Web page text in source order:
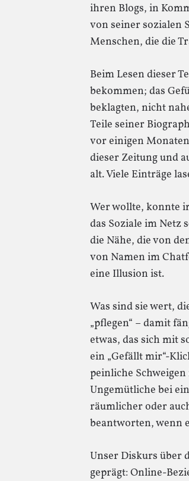
ihren Blogs, in
von seiner sozialen
Menschen, die die
Beim Lesen dieser
bekommen; das
beklagten, nicht
Teile seiner
vor einigen
dieser Zeitung und
alt. Viele Einträge
Wer wollte, konnte
das Soziale im Netz
die Nähe, die von
von Namen im
eine Illusion ist.
Was sind sie wert,
„pflegen“ – damit
etwas, das sich mit
ein „Gefällt mir“-
peinliche
Ungemütliche bei
räumlicher oder
beantworten, wenn
Unser Diskurs über
geprägt: Online-